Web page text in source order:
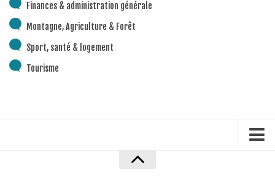
Finances & administration générale
Montagne, Agriculture & Forêt
Sport, santé & logement
Tourisme